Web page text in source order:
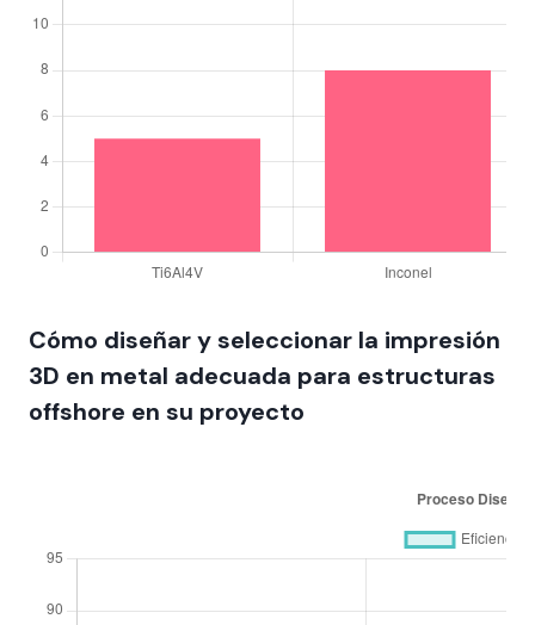
Cómo diseñar y seleccionar la impresión
3D en metal adecuada para estructuras
offshore en su proyecto